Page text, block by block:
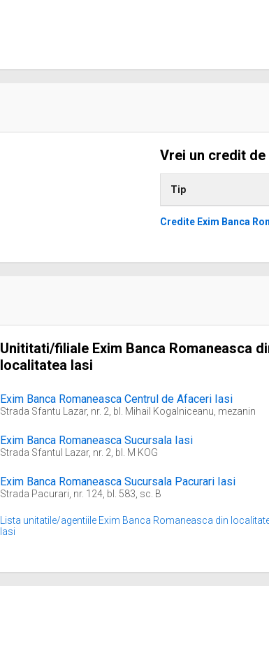
Vrei un credit de
Tip
Credite Exim Banca
Unititati/filiale Exim Banca Romaneasca
localitatea Iasi
Exim Banca Romaneasca Centrul de Afaceri Iasi
Strada Sfantu Lazar, nr. 2, bl. Mihail Kogalniceanu, mezanin
Exim Banca Romaneasca Sucursala Iasi
Strada Sfantul Lazar, nr. 2, bl. M KOG
Exim Banca Romaneasca Sucursala Pacurari Iasi
Strada Pacurari, nr. 124, bl. 583, sc. B
Lista unitatile/agentiile Exim Banca Romaneasca din
Iasi